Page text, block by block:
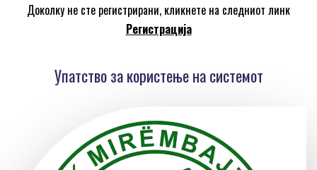
Доколку не сте регистрирани, кликнете на следниот линк
Регистрација
Упатство за користење на системот